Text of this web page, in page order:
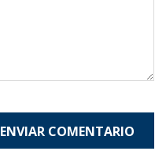
ENVIAR COMENTARIO